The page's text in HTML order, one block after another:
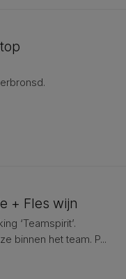
+ Fles wijn
‘Teamspirit’.
binnen het team. P...